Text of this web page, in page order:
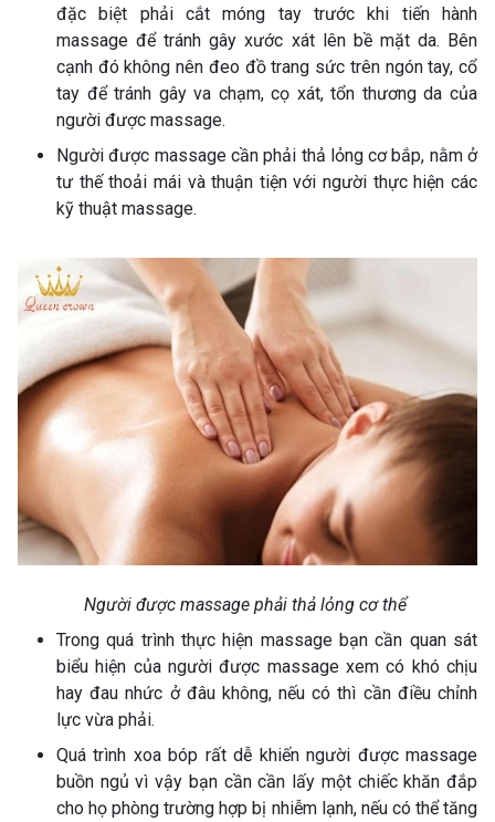
đặc biệt phải cắt móng tay trước khi tiến hành
massage để tránh gây xước xát lên bề mặt da. Bên
cạnh đó không nên đeo đồ trang sức trên ngón tay, cổ
tay để tránh gây va chạm, cọ xát, tổn thương da của
người được massage.
Người được massage cần phải thả lỏng cơ bắp, nằm ở
tư thế thoải mái và thuận tiện với người thực hiện các
kỹ thuật massage.
Người được massage phải thả lỏng cơ thể
Trong quá trình thực hiện massage bạn cần quan sát
biểu hiện của người được massage xem có khó chịu
hay đau nhức ở đâu không, nếu có thì cần điều chỉnh
lực vừa phải.
Quá trình xoa bóp rất dễ khiến người được massage
buồn ngủ vì vậy bạn cần cần lấy một chiếc khăn đắp
cho họ phòng trường hợp bị nhiễm lạnh, nếu có thể tăng